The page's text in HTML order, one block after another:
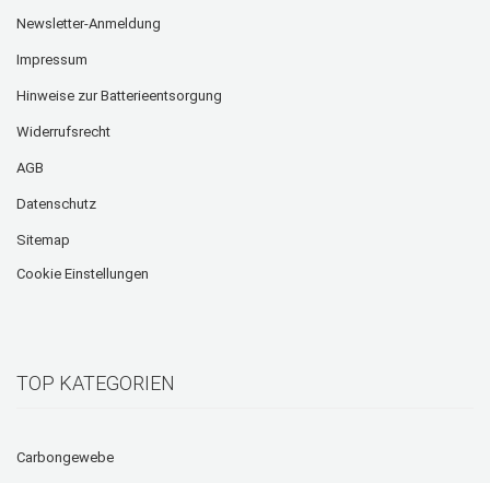
Newsletter-Anmeldung
Impressum
Hinweise zur Batterieentsorgung
Widerrufsrecht
AGB
Datenschutz
Sitemap
Cookie Einstellungen
TOP KATEGORIEN
Carbongewebe